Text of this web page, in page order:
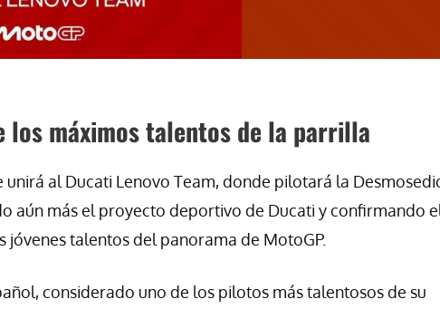
los máximos talentos de la parrilla
al Ducati Lenovo Team, donde pilotará la
aún más el proyecto deportivo de Ducati y confirmando
talentos del panorama de MotoGP.
considerado uno de los pilotos más talentosos de su